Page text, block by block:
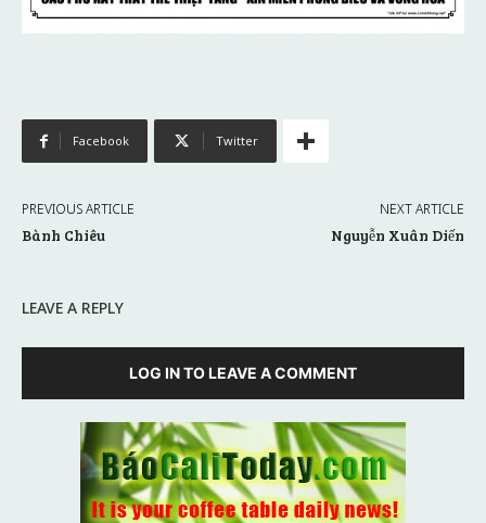
Facebook Twitter
PREVIOUS ARTICLE
Bành Chiêu
NEXT ARTICLE
Nguyễn Xuân Diến
LEAVE A REPLY
LOG IN TO LEAVE A COMMENT